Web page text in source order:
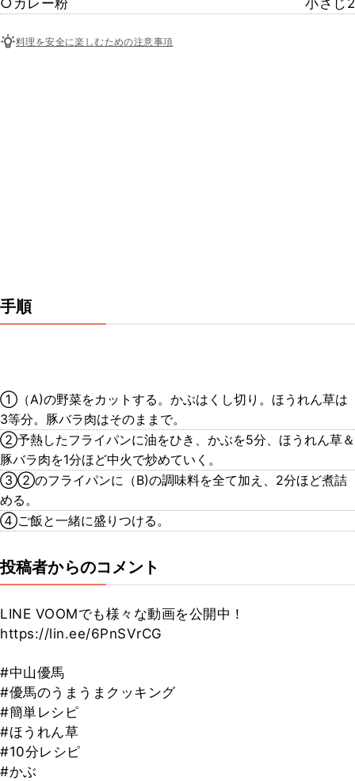
○カレー粉 小さじ2
料理を安全に楽しむための注意事項
手順
①（A)の野菜をカットする。かぶはくし切り。ほうれん草は
3等分。豚バラ肉はそのままで。
②予熱したフライパンに油をひき、かぶを5分、ほうれん草＆
豚バラ肉を1分ほど中火で炒めていく。
③②のフライパンに（B)の調味料を全て加え、2分ほど煮詰
める。
④ご飯と一緒に盛りつける。
投稿者からのコメント
LINE VOOMでも様々な動画を公開中！
https://lin.ee/6PnSVrCG
#中山優馬
#優馬のうまうまクッキング
#簡単レシピ
#ほうれん草
#10分レシピ
#かぶ